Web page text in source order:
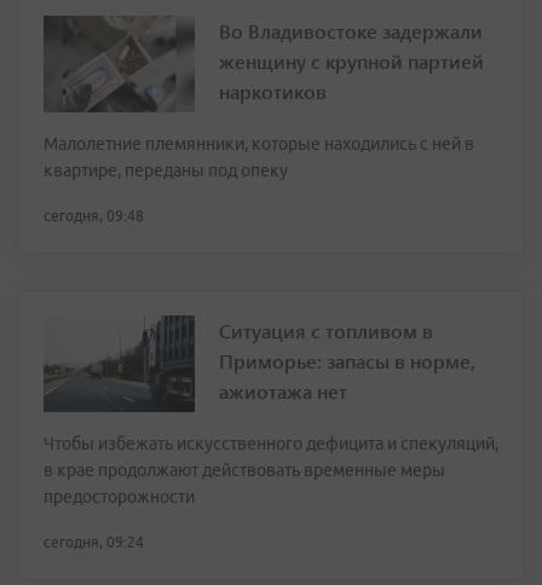
Во Владивостоке задержали
женщину с крупной партией
наркотиков
Малолетние племянники, которые находились с ней в
квартире, переданы под опеку
сегодня, 09:48
Ситуация с топливом в
Приморье: запасы в норме,
ажиотажа нет
Чтобы избежать искусственного дефицита и спекуляций,
в крае продолжают действовать временные меры
предосторожности
сегодня, 09:24